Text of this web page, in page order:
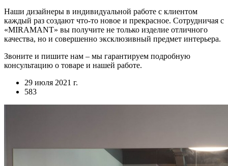
Наши дизайнеры в индивидуальной работе с клиентом
каждый раз создают что-то новое и прекрасное. Сотрудничая с
«MIRAMANT» вы получите не только изделие отличного
качества, но и совершенно эксклюзивный предмет интерьера.
Звоните и пишите нам – мы гарантируем подробную
консультацию о товаре и нашей работе.
29 июля 2021 г.
583